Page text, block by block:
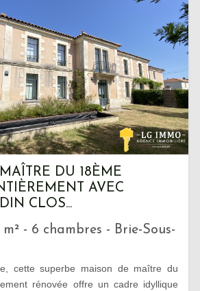
DU 18ÈME
AVEC
CLOS...
- 6 chambres - Brie-Sous-
cette superbe maison de maître du
rénovée offre un cadre idyllique